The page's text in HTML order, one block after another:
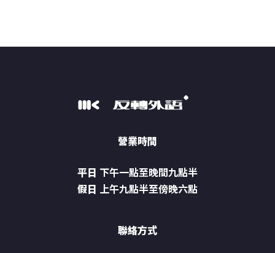
營業時間
平日 下午一點至晚間九點半
假日 上午九點半至傍晚六點
聯絡方式